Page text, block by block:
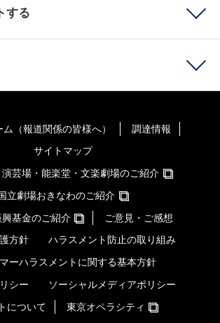
する
（報道関係の皆様へ）
調達情報
サイトマップ
芸場・能楽堂・文楽劇場のご紹介
立劇場おきなわのご紹介
基金のご紹介
ご意見・ご感想
方針
ハラスメント防止の取り組み
ーハラスメントに関する基本方針
シー
ソーシャルメディアポリシー
について
東京オペラシティ